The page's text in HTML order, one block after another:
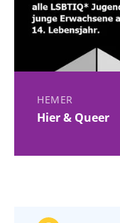
HEMER
Hier & Queer